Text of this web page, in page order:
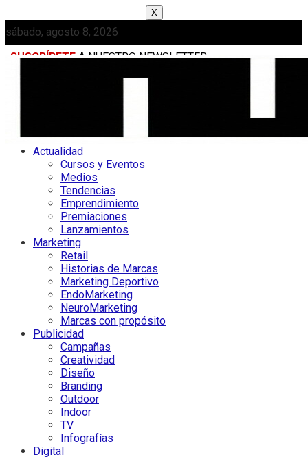
X
sábado, agosto 8, 2026
SUSCRÍBETE A NUESTRO NEWSLETTER
Actualidad
Cursos y Eventos
Medios
Tendencias
Emprendimiento
Premiaciones
Lanzamientos
Marketing
Retail
Historias de Marcas
Marketing Deportivo
EndoMarketing
NeuroMarketing
Marcas con propósito
Publicidad
Campañas
Creatividad
Diseño
Branding
Outdoor
Indoor
TV
Infografías
Digital